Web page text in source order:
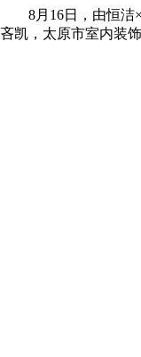
8月16日，由恒洁×
吝凯，太原市室内装